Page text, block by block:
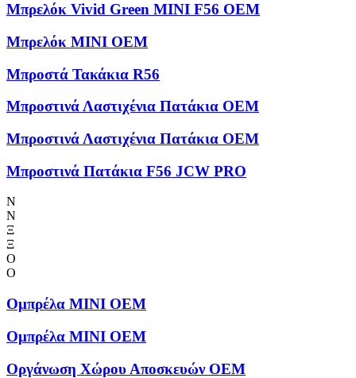
Μπρελόκ Vivid Green MINI F56 OEM
Μπρελόκ ΜΙΝΙ OEM
Μπροστά Τακάκια R56
Μπροστινά Λαστιχένια Πατάκια OEM
Μπροστινά Λαστιχένια Πατάκια OEM
Μπροστινά Πατάκια F56 JCW PRO
Ν
Ν
Ξ
Ξ
Ο
Ο
Ομπρέλα MINI OEM
Ομπρέλα MINI OEM
Οργάνωση Χώρου Αποσκευών OEM